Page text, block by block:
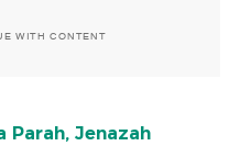
WITH CONTENT
Parah, Jenazah